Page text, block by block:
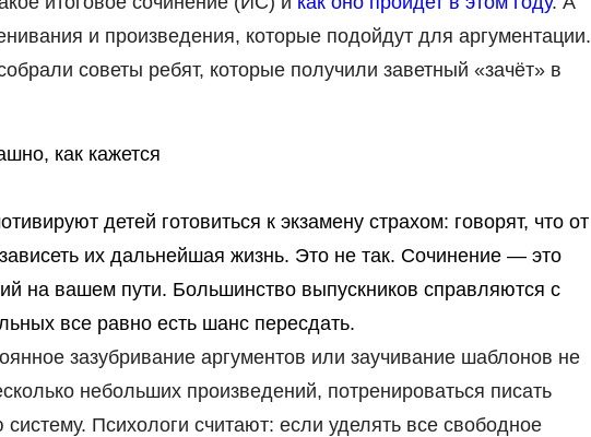
и произведения, которые подойдут для аргументации.
советы ребят, которые получили заветный «зачёт» в
как кажется
детей готовиться к экзамену страхом: говорят, что от
их дальнейшая жизнь. Это не так. Сочинение — это
на вашем пути. Большинство выпускников справляются с
все равно есть шанс пересдать.
зазубривание аргументов или заучивание шаблонов не
небольших произведений, потренироваться писать
Психологи считают: если уделять все свободное